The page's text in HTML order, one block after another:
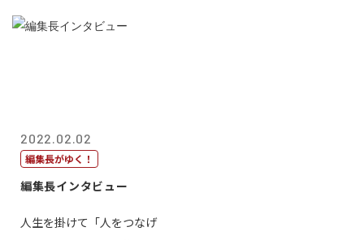
2022.02.02
編集長がゆく！
編集長インタビュー
人生を掛けて「人をつなげ